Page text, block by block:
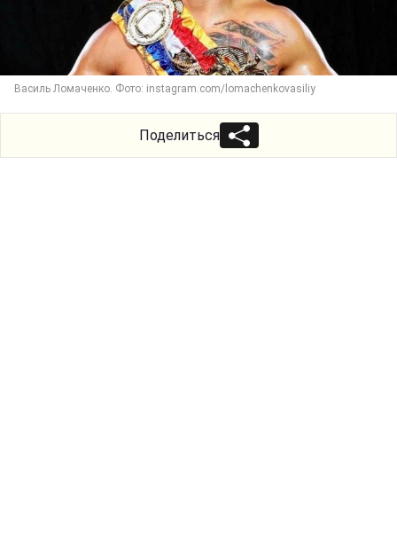
Василь Ломаченко. Фото: instagram.com/lomachenkovasiliy
Поделиться